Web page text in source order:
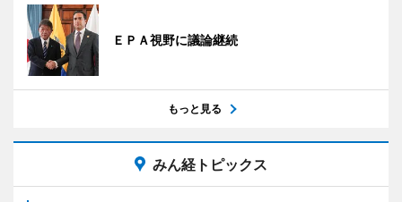
ＥＰＡ視野に議論継続
もっと見る
みん経トピックス